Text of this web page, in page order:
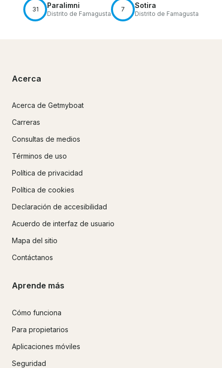
31 Paralimni
Distrito de Famagusta
7 Sotira
Distrito de Famagusta
Acerca
Acerca de Getmyboat
Carreras
Consultas de medios
Términos de uso
Política de privacidad
Política de cookies
Declaración de accesibilidad
Acuerdo de interfaz de usuario
Mapa del sitio
Contáctanos
Aprende más
Cómo funciona
Para propietarios
Aplicaciones móviles
Seguridad